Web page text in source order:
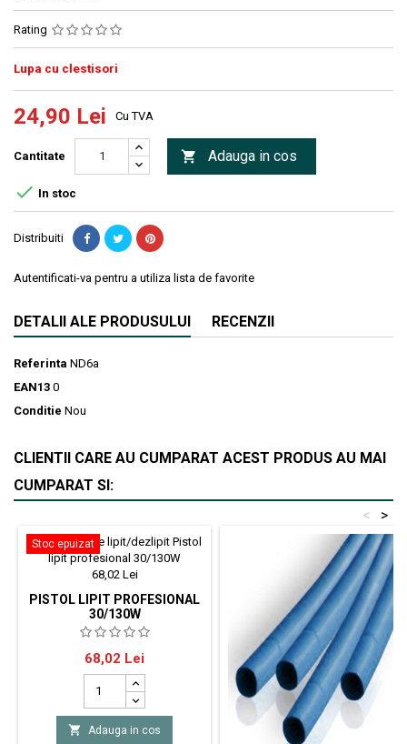
Rating
Lupa cu clestisori
24,90 Lei Cu TVA
Cantitate  Adauga in cos
 In stoc
Distribuiti
Autentificati-va pentru a utiliza lista de favorite
DETALII ALE PRODUSULUI RECENZII
Referinta ND6a
EAN13 0
Conditie Nou
CLIENTII CARE AU CUMPARAT ACEST PRODUS AU MAI
CUMPARAT SI:
>
<
Stoc epuizat
PISTOL LIPIT PROFESIONAL
30/130W
Pistol de lipit proiectat pentru
lipirea sau dezlipirea
componentelor electronice
mici.Alimentare: 220-
240VACPutere : max.130
Pret
68,02 Lei
 Adauga in cos